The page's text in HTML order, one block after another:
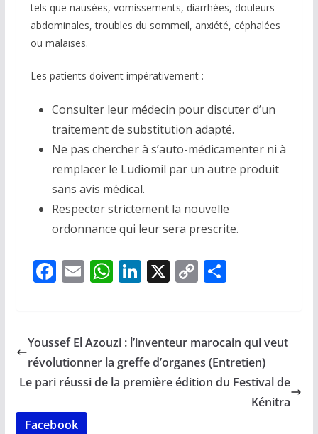
tels que nausées, vomissements, diarrhées, douleurs
abdominales, troubles du sommeil, anxiété, céphalées
ou malaises.
Les patients doivent impérativement :
Consulter leur médecin pour discuter d’un
traitement de substitution adapté.
Ne pas chercher à s’auto-médicamenter ni à
remplacer le Ludiomil par un autre produit
sans avis médical.
Respecter strictement la nouvelle
ordonnance qui leur sera prescrite.
F
b
o
o
k
E
l
W
s
A
p
Li
e
dI
n
X C
y
Li
n
P
g
er
Youssef El Azouzi : l’inventeur marocain qui veut
révolutionner la greffe d’organes (Entretien)
Le pari réussi de la première édition du Festival de
Kénitra
Facebook